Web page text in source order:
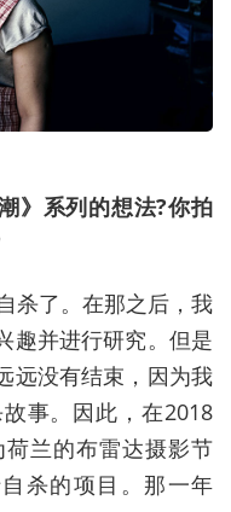
》系列的想法?你拍
杀了。在那之后，我
趣并进行研究。但是
远没有结束，因为我
事。因此，在2018
兰的布雷达摄影节
杀的项目。那一年